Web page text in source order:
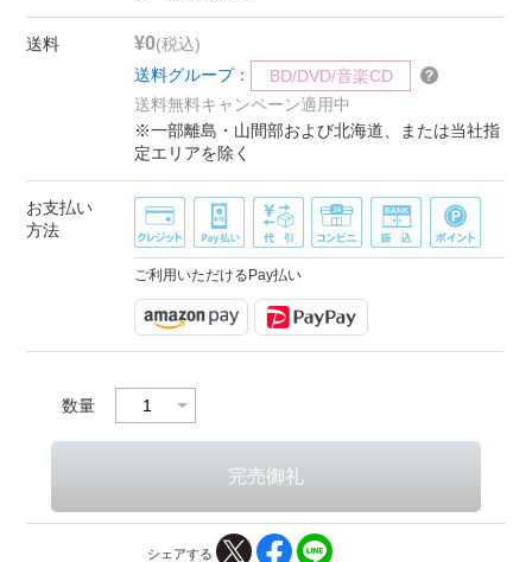
送料 ¥0(税込)
送料グループ：
BD/DVD/音楽CD
送料無料キャンペーン適用中
※一部離島・山間部および北海道、または当社指
定エリアを除く
お支払い
方法
ご利用いただけるPay払い
数量
シェアする